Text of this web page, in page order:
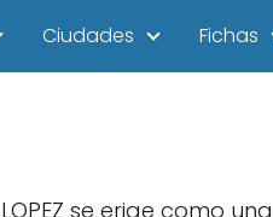
Ciudades Fichas
se erige como una